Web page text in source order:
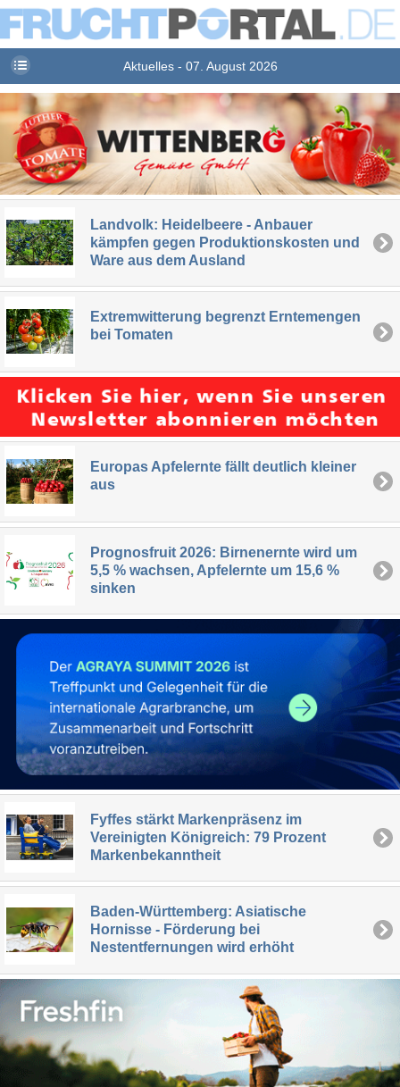
Aktuelles - 07. August 2026
Landvolk: Heidelbeere - Anbauer
kämpfen gegen Produktionskosten und
Ware aus dem Ausland
Extremwitterung begrenzt Erntemengen
bei Tomaten
Europas Apfelernte fällt deutlich kleiner
aus
Prognosfruit 2026: Birnenernte wird um
5,5 % wachsen, Apfelernte um 15,6 %
sinken
Fyffes stärkt Markenpräsenz im
Vereinigten Königreich: 79 Prozent
Markenbekanntheit
Baden-Württemberg: Asiatische
Hornisse - Förderung bei
Nestentfernungen wird erhöht